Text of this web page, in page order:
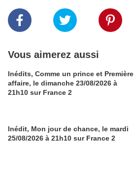
Vous aimerez aussi
Inédits, Comme un prince et Première
affaire, le dimanche 23/08/2026 à
21h10 sur France 2
Inédit, Mon jour de chance, le mardi
25/08/2026 à 21h10 sur France 2